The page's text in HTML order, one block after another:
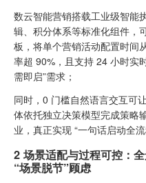
数云智能营销搭载工业级智能
辑、积分体系等标准化组件，
板，将单个营销活动配置时间
率超 90%，且支持 24 小时实
需即启”需求；
同时，0 门槛自然语言交互可
体依托独立决策模型完成策略
业，真正实现 “一句话启动全流
2 场景适配与过程可控：
“场景脱节”顾虑